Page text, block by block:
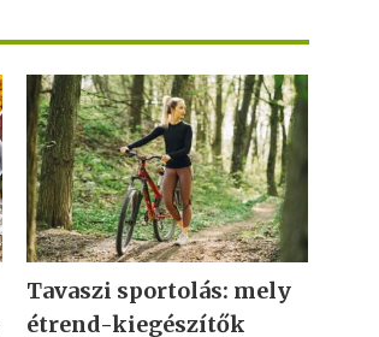
Tavaszi sportolás: mely
étrend-kiegészítők